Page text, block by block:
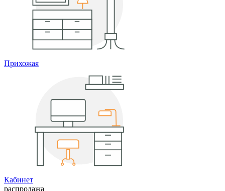
Прихожая
Кабинет
распродажа